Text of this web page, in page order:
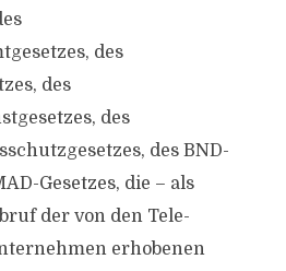
des
des
des
des BND-
Gesetzes, die – als
der von den Tele-
erhobenen